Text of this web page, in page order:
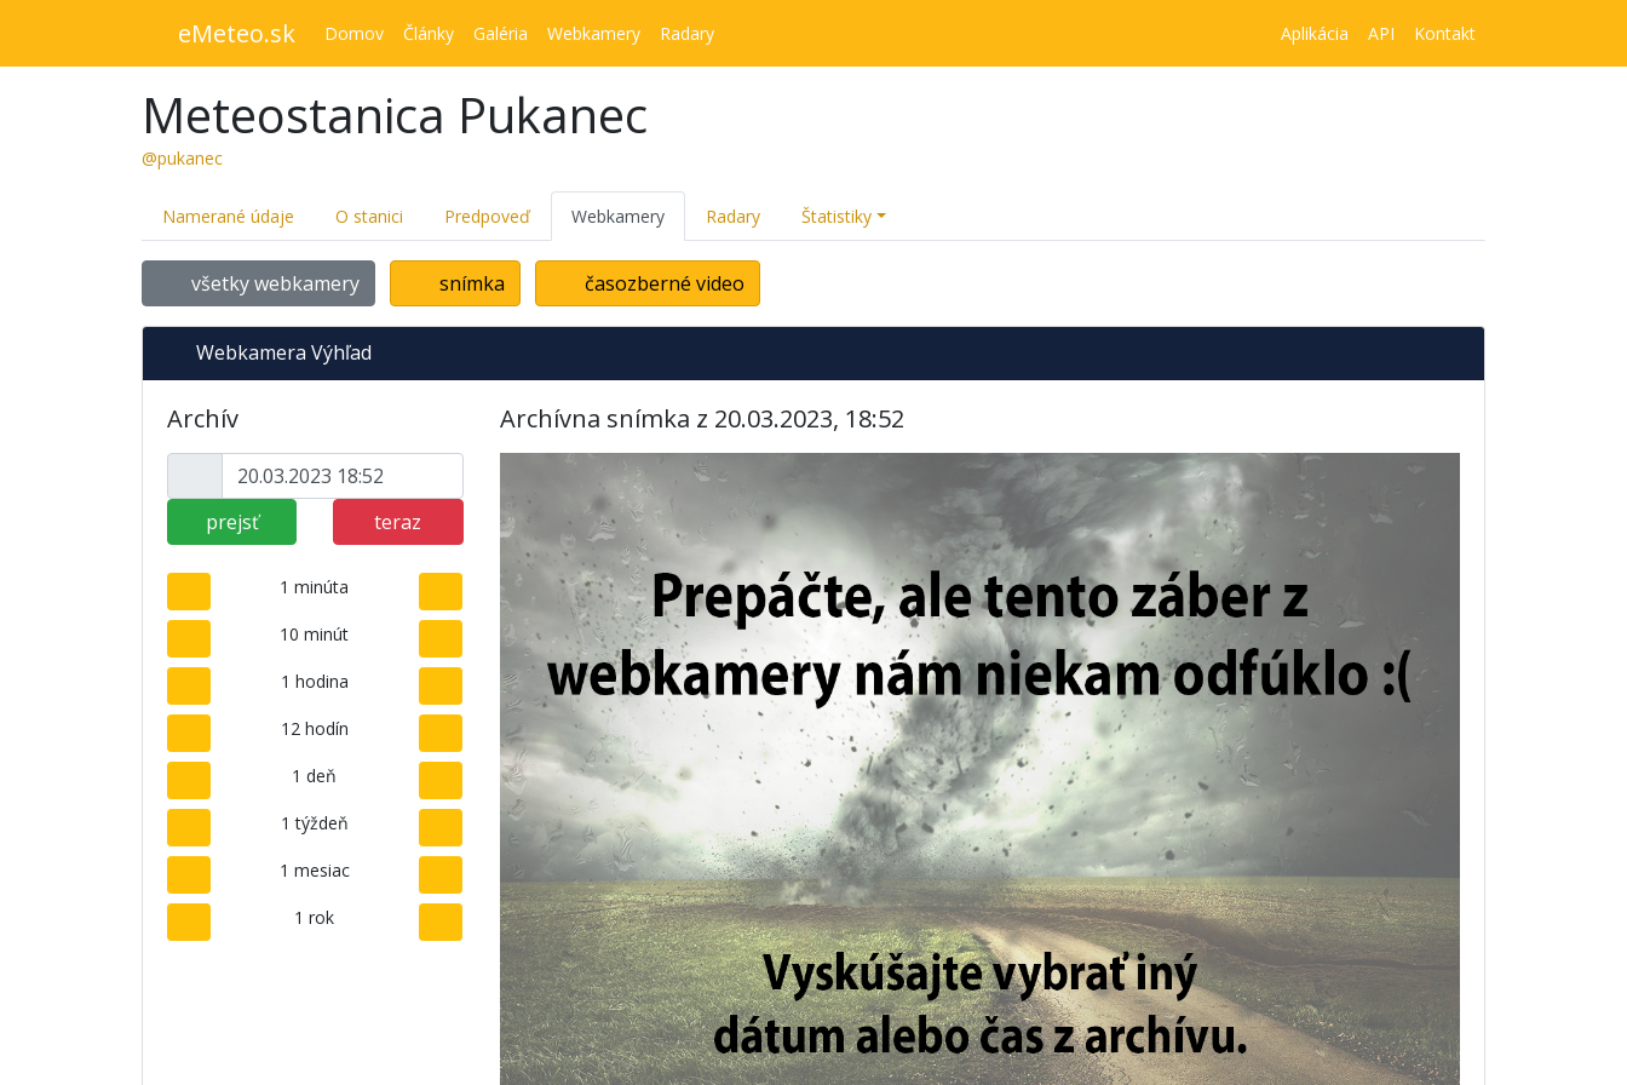
eMeteo.sk Domov Články Galéria Webkamery Radary Aplikácia API Kontakt
Meteostanica Pukanec
@pukanec
Namerané údaje O stanici Predpoveď Webkamery Radary Štatistiky
všetky webkamery snímka časozberné video
Webkamera Výhľad
Archív
prejsť teraz
1 minúta
10 minút
1 hodina
12 hodín
1 deň
1 týždeň
1 mesiac
1 rok
Archívna snímka z 20.03.2023, 18:52